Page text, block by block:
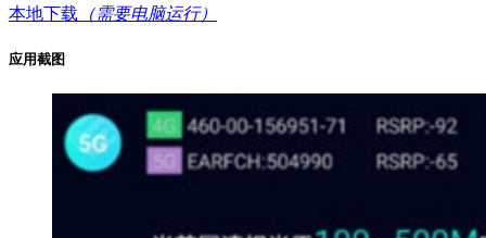
本地下载 （需要电脑运行）
应用截图